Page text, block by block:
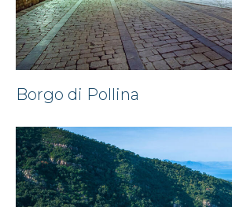
Borgo di Pollina